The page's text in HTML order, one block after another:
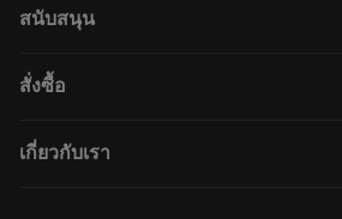
すべてのソフトウェア
リサイクル
テーラーメード
สนับสนุน
販売店および専門家
ガイドとチュートリアル
สั่งซื้อ
注文
เกี่ยวกับเรา